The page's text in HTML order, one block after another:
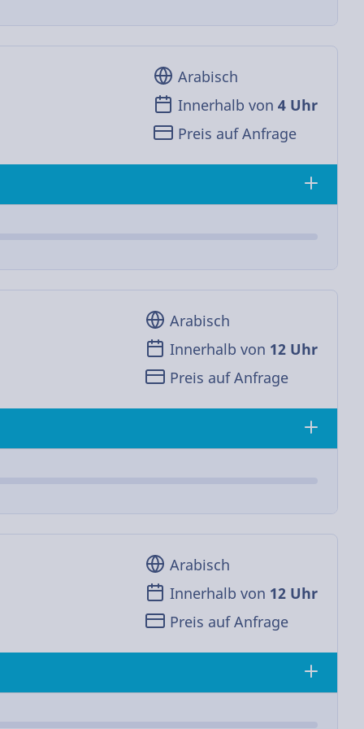
Arabisch
Innerhalb von 4 Uhr
Preis auf Anfrage
Arabisch
Innerhalb von 12 Uhr
Preis auf Anfrage
Arabisch
Innerhalb von 12 Uhr
Preis auf Anfrage